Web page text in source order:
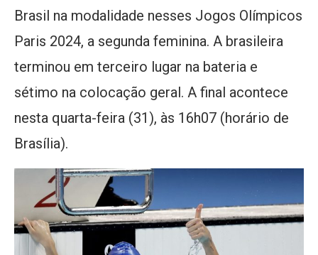
Brasil na modalidade nesses Jogos Olímpicos
Paris 2024, a segunda feminina. A brasileira
terminou em terceiro lugar na bateria e
sétimo na colocação geral. A final acontece
nesta quarta-feira (31), às 16h07 (horário de
Brasília).